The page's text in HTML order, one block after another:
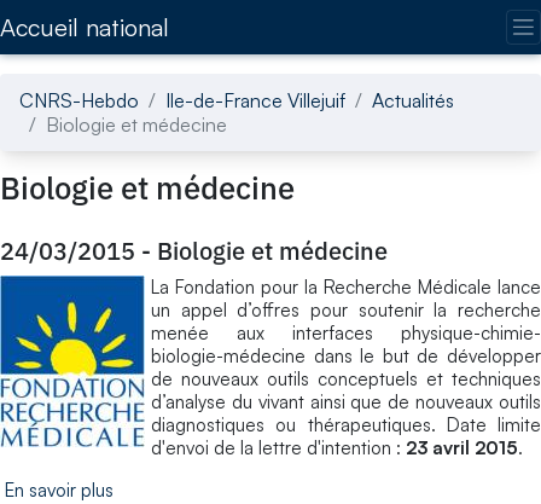
Accueil national
CNRS-Hebdo Ile-de-France Villejuif
Actualités
Biologie et médecine
Biologie et médecine
24/03/2015 - Biologie et médecine
La Fondation pour la Recherche Médicale lance
un appel d’offres pour soutenir la recherche
menée aux interfaces physique-chimie-
biologie-médecine dans le but de développer
de nouveaux outils conceptuels et techniques
d’analyse du vivant ainsi que de nouveaux outils
diagnostiques ou thérapeutiques. Date limite
d'envoi de la lettre d'intention : 23 avril 2015.
En savoir plus